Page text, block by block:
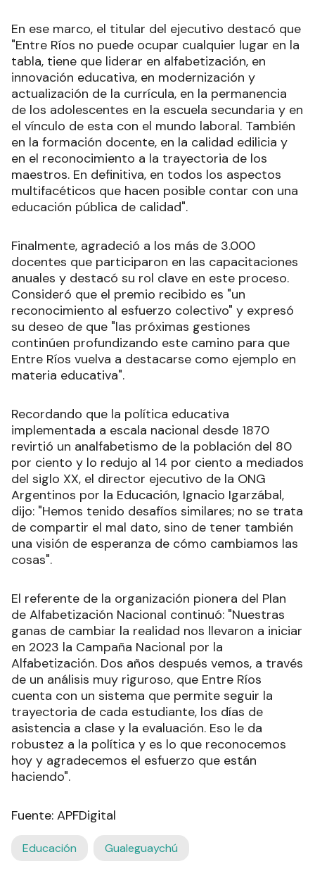
En ese marco, el titular del ejecutivo destacó que
"Entre Ríos no puede ocupar cualquier lugar en la
tabla, tiene que liderar en alfabetización, en
innovación educativa, en modernización y
actualización de la currícula, en la permanencia
de los adolescentes en la escuela secundaria y en
el vínculo de esta con el mundo laboral. También
en la formación docente, en la calidad edilicia y
en el reconocimiento a la trayectoria de los
maestros. En definitiva, en todos los aspectos
multifacéticos que hacen posible contar con una
educación pública de calidad".
Finalmente, agradeció a los más de 3.000
docentes que participaron en las capacitaciones
anuales y destacó su rol clave en este proceso.
Consideró que el premio recibido es "un
reconocimiento al esfuerzo colectivo" y expresó
su deseo de que "las próximas gestiones
continúen profundizando este camino para que
Entre Ríos vuelva a destacarse como ejemplo en
materia educativa".
Recordando que la política educativa
implementada a escala nacional desde 1870
revirtió un analfabetismo de la población del 80
por ciento y lo redujo al 14 por ciento a mediados
del siglo XX, el director ejecutivo de la ONG
Argentinos por la Educación, Ignacio Igarzábal,
dijo: "Hemos tenido desafíos similares; no se trata
de compartir el mal dato, sino de tener también
una visión de esperanza de cómo cambiamos las
cosas".
El referente de la organización pionera del Plan
de Alfabetización Nacional continuó: "Nuestras
ganas de cambiar la realidad nos llevaron a iniciar
en 2023 la Campaña Nacional por la
Alfabetización. Dos años después vemos, a través
de un análisis muy riguroso, que Entre Ríos
cuenta con un sistema que permite seguir la
trayectoria de cada estudiante, los días de
asistencia a clase y la evaluación. Eso le da
robustez a la política y es lo que reconocemos
hoy y agradecemos el esfuerzo que están
haciendo".
Fuente: APFDigital
Educación Gualeguaychú